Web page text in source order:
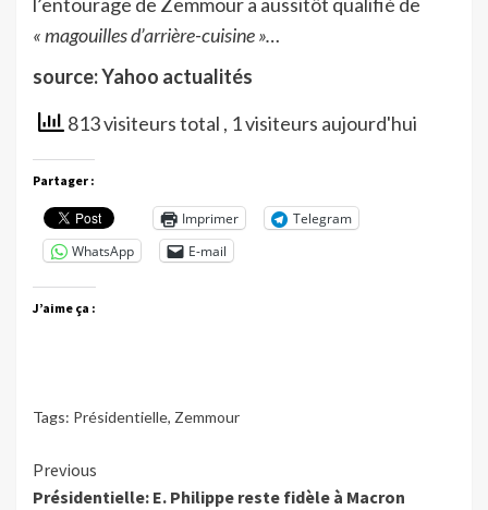
« magouilles d’arrière-cuisine »…
source: Yahoo actualités
813 visiteurs total , 1 visiteurs aujourd'hui
Partager :
Imprimer
Telegram
WhatsApp
E-mail
J’aime ça :
Tags: Présidentielle, Zemmour
Continue
Previous
Présidentielle: E. Philippe reste fidèle à Macron